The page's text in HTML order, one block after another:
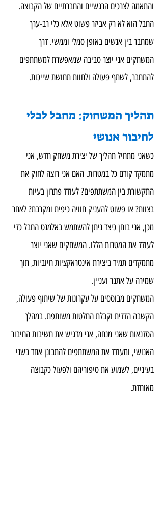
והתאמה לצרכים הרגשיים והחברתיים של הקבוצה.
החבל הוא לא רק אביזר פשוט אלא כלי רב-ערך
שמחבר בין אנשים באופן סמלי וממשי. דרך
המשחקים אני יוצר סביבה שמאפשרת למשתתפים
להתחבר, לשתף פעולה ולחוות תחושת שייכות.
תהליך המשחוק: מחבל לכלי
לחיבור אנושי
כשאני מתחיל תהליך של יצירת משחק חדש, אני
מתמקד קודם כל במטרות. האם אני רוצה לחזק את
התקשורת בין המשתתפים? לעודד פתרון בעיות
בצוות? או פשוט להעניק חוויה כיפית ומקרבת? לאחר
מכן, אני בוחן כיצד ניתן להשתמש באלמנט החבל כדי
לעודד את המטרות הללו. המשחקים שאני יוצר
מתמקדים תמיד ביצירת אינטראקציות חיוביות, תוך
שמירה על אתגר ועניין.
המשחקים מבוססים על עקרונות של שיתוף פעולה,
הקשבה הדדית וקבלת החלטות משותפת. במהלך
הסדנאות שאני מנחה, אני מדגיש את חשיבות החיבור
האנושי, ומעודד את המשתתפים להתבונן אחד בשני
בעיניים, לשמוע את סיפוריהם ולפעול כקבוצה
מאוחדת.